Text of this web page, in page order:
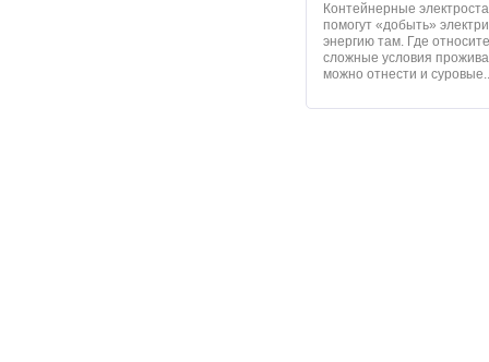
Контейнерные
помогут «добыть»
энергию там. Где
сложные условия
можно отнести и